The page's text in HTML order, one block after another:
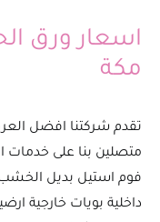
اسعار ورق
مكة
تقدم شركتنا افضل
متصلين بنا على خدمات
فوم استيل بديل الخشب
داخلية بويات خارجية